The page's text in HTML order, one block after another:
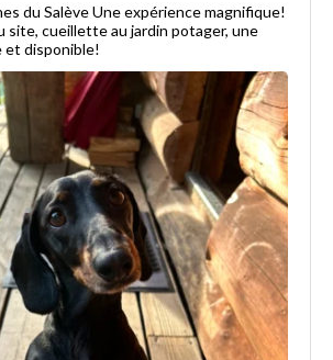
expérience magnifique!
site, cueillette au jardin potager, une
et disponible!